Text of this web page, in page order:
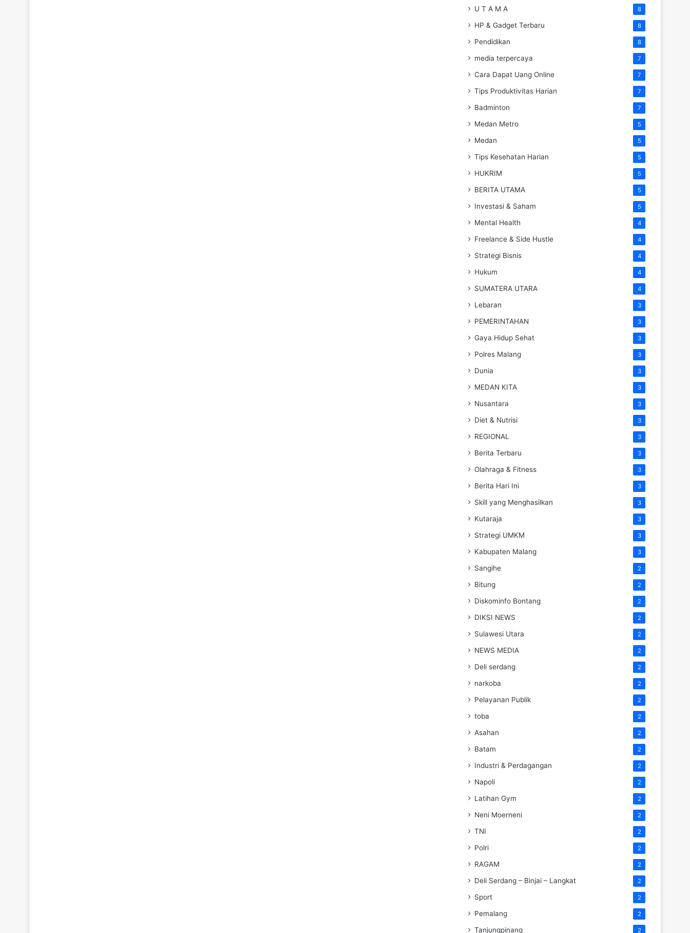
U T A M A 8
HP & Gadget Terbaru 8
Pendidikan 8
media terpercaya 7
Cara Dapat Uang Online 7
Tips Produktivitas Harian 7
Badminton 7
Medan Metro 5
Medan 5
Tips Kesehatan Harian 5
HUKRIM 5
BERITA UTAMA 5
Investasi & Saham 5
Mental Health 4
Freelance & Side Hustle 4
Strategi Bisnis 4
Hukum 4
SUMATERA UTARA 4
Lebaran 3
PEMERINTAHAN 3
Gaya Hidup Sehat 3
Polres Malang 3
Dunia 3
MEDAN KITA 3
Nusantara 3
Diet & Nutrisi 3
REGIONAL 3
Berita Terbaru 3
Olahraga & Fitness 3
Berita Hari Ini 3
Skill yang Menghasilkan 3
Kutaraja 3
Strategi UMKM 3
Kabupaten Malang 3
Sangihe 2
Bitung 2
Diskominfo Bontang 2
DIKSI NEWS 2
Sulawesi Utara 2
NEWS MEDIA 2
Deli serdang 2
narkoba 2
Pelayanan Publik 2
toba 2
Asahan 2
Batam 2
Industri & Perdagangan 2
Napoli 2
Latihan Gym 2
Neni Moerneni 2
TNI 2
Polri 2
RAGAM 2
Deli Serdang – Binjai – Langkat 2
Sport 2
Pemalang 2
Tanjungpinang 2